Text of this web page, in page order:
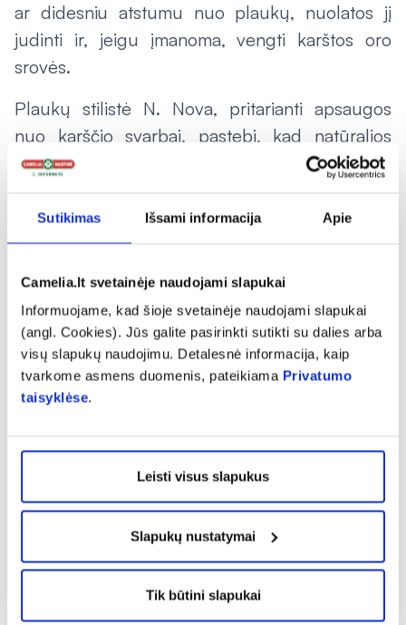
Sutikimas Išsami informacija Apie
Camelia.lt svetainėje naudojami slapukai
Informuojame, kad šioje svetainėje naudojami slapukai
(angl. Cookies). Jūs galite pasirinkti sutikti su dalies arba
visų slapukų naudojimu. Detalesnė informacija, kaip
tvarkome asmens duomenis, pateikiama Privatumo
taisyklėse.
Leisti visus slapukus
Slapukų nustatymai
Tik būtini slapukai
ar didesniu atstumu nuo plaukų, nuolatos jį
judinti ir, jeigu įmanoma, vengti karštos oro
srovės.
Plaukų stilistė N. Nova, pritarianti apsaugos
nuo karščio svarbai, pastebi, kad natūralios
sudėties drėkinantys aliejai nėra tinkami
keliamos žalos plaukams: „Apsaugai nuo
karščio naudokite tik priemones su UV filtrais,
nes esant 25 laipsnių ir aukštesnei
temperatūrai organiniai aliejai pradeda garuoti
ir saulės atokaitoje esantys plaukai ima „kepti.“
Teisingai naudojamos drėkinimo priemonės
sutramdys sausrą plaukuose
galima primaitinti – užpildyti ir atgaivinti. Tai
padaryti padės kartą ar du per savaitę
naudojama intensyviai drėkinanti kaukė, po
kiekvieno galvos plovimo naudojamas
kondicionierius, ant drėgnų plaukų purškiamas